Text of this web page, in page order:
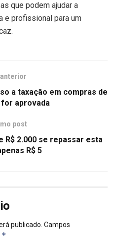
que podem ajudar a
e profissional para um
a taxação em compras de
for aprovada
post
R$ 2.000 se repassar esta
R$ 5
publicado. Campos
*